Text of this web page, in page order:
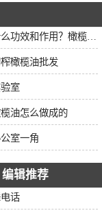
橄榄油批发
室
油怎么做成的
室一角
编辑推荐
话